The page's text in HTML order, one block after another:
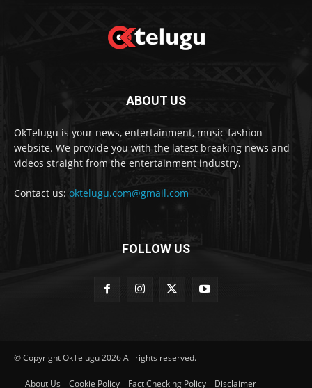
ABOUT US
OkTelugu is your news, entertainment, music fashion
website. We provide you with the latest breaking news and
videos straight from the entertainment industry.
Contact us: oktelugu.com@gmail.com
FOLLOW US
© Copyright OkTelugu 2026 All rights reserved.
About Us Cookie Policy Fact Checking Policy Disclaimer